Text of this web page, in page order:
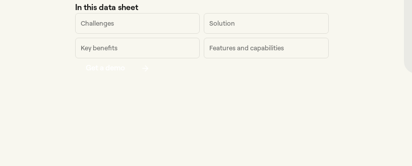
In this data sheet
Challenges Solution
Key benefits Features and capabilities